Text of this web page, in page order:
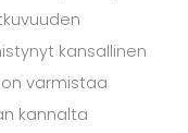
kansallinen
varmistaa
kannalta